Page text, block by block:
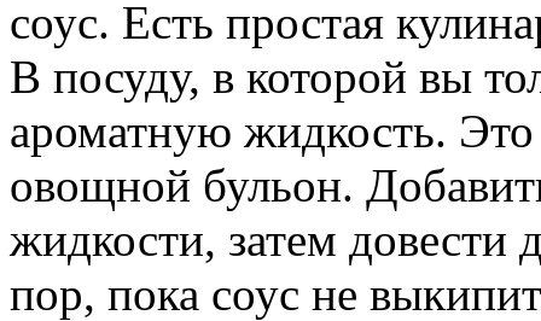
соус. Есть простая
В посуду, в которой вы
ароматную жидкость.
овощной бульон.
жидкости, затем довести
пор, пока соус не